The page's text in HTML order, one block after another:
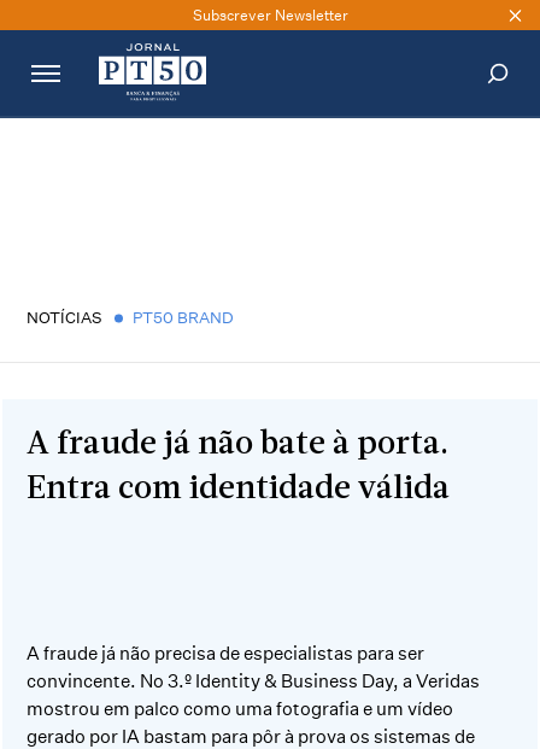
Subscrever Newsletter
NOTÍCIAS PT50 BRAND
A fraude já não bate à porta.
Entra com identidade válida
A fraude já não precisa de especialistas para ser
convincente. No 3.º Identity & Business Day, a Veridas
mostrou em palco como uma fotografia e um vídeo
gerado por IA bastam para pôr à prova os sistemas de